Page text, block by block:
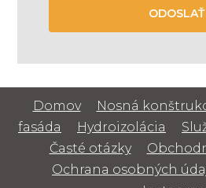
ODOSLAŤ
Domov Nosná
fasáda
Hydroizolácia
Časté otázky
Ochrana osobných